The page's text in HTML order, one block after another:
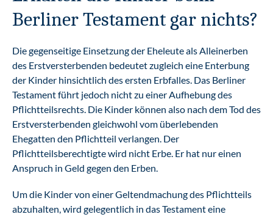
Berliner Testament gar nichts?
Die gegenseitige Einsetzung der Eheleute als Alleinerben
des Erstversterbenden bedeutet zugleich eine Enterbung
der Kinder hinsichtlich des ersten Erbfalles. Das Berliner
Testament führt jedoch nicht zu einer Aufhebung des
Pflichtteilsrechts. Die Kinder können also nach dem Tod des
Erstversterbenden gleichwohl vom überlebenden
Ehegatten den Pflichtteil verlangen. Der
Pflichtteilsberechtigte wird nicht Erbe. Er hat nur einen
Anspruch in Geld gegen den Erben.
Um die Kinder von einer Geltendmachung des Pflichtteils
abzuhalten, wird gelegentlich in das Testament eine